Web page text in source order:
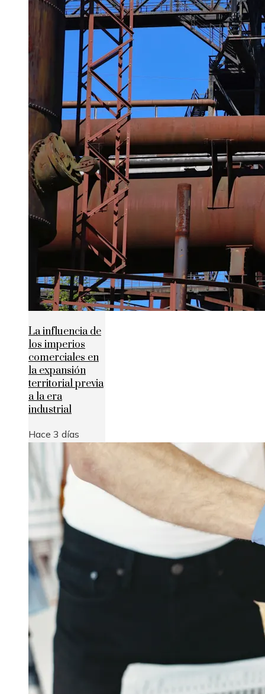
La influencia de
los imperios
comerciales en
la expansión
territorial previa
a la era
industrial
Hace 3 días